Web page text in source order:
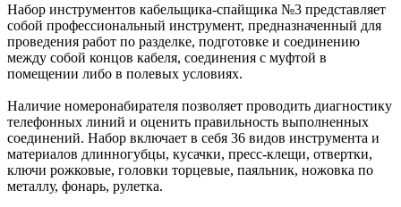
Набор инструментов кабельщика-спайщика №3 представляет
собой профессиональный инструмент, предназначенный для
проведения работ по разделке, подготовке и соединению
между собой концов кабеля, соединения с муфтой в
помещении либо в полевых условиях.
Наличие номеронабирателя позволяет проводить диагностику
телефонных линий и оценить правильность выполненных
соединений. Набор включает в себя 36 видов инструмента и
материалов длинногубцы, кусачки, пресс-клещи, отвертки,
ключи рожковые, головки торцевые, паяльник, ножовка по
металлу, фонарь, рулетка.